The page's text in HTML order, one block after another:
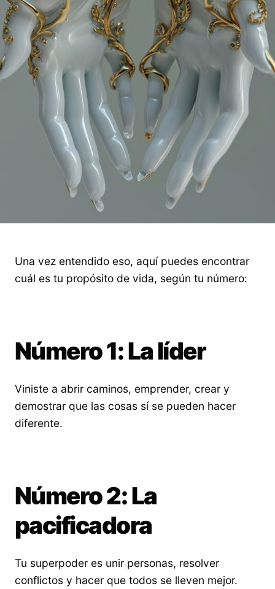
Una vez entendido eso, aquí puedes encontrar
cuál es tu propósito de vida, según tu número:
Número 1: La líder
Viniste a abrir caminos, emprender, crear y
demostrar que las cosas sí se pueden hacer
diferente.
Número 2: La
pacificadora
Tu superpoder es unir personas, resolver
conflictos y hacer que todos se lleven mejor.